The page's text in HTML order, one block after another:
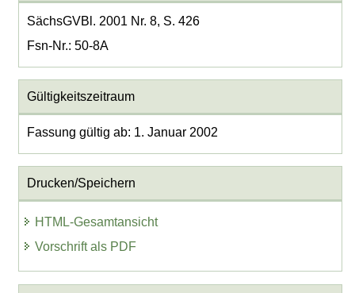
SächsGVBl. 2001 Nr. 8, S. 426
Fsn-Nr.: 50-8A
Gültigkeitszeitraum
Fassung gültig ab: 1. Januar 2002
Drucken/Speichern
HTML-Gesamtansicht
Vorschrift als PDF